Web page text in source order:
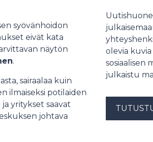
syövänhoidon
eivät kata
näytön
.
sairaalaa kuin
ilmaiseksi potilaiden
yritykset saavat
johtava
olevia
sosiaalisen
julkaistu